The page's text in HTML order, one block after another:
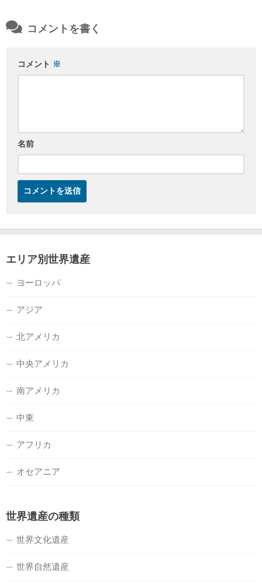
コメントを書く
コメント ※
名前
エリア別世界遺産
ヨーロッパ
アジア
北アメリカ
中央アメリカ
南アメリカ
中東
アフリカ
オセアニア
世界遺産の種類
世界文化遺産
世界自然遺産